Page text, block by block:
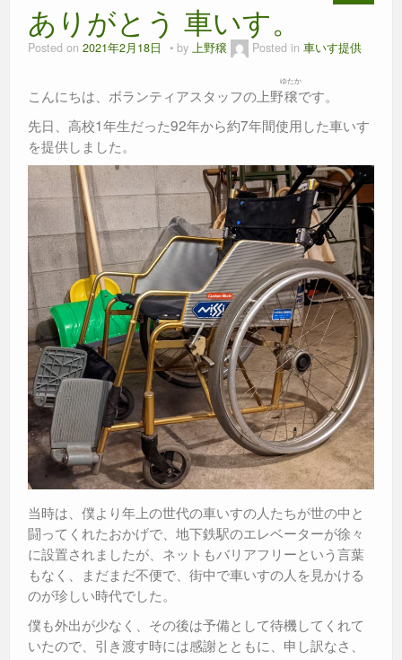
ありがとう 車いす。
Posted on 2021年2月18日 by 上野穣 Posted in 車いす提供
こんにちは、ボランティアスタッフの上野穣
ゆたか
です。
先日、高校1年生だった92年から約7年間使用した車いす
を提供しました。
当時は、僕より年上の世代の車いすの人たちが世の中と
闘ってくれたおかげで、地下鉄駅のエレベーターが徐々
に設置されましたが、ネットもバリアフリーという言葉
もなく、まだまだ不便で、街中で車いすの人を見かける
のが珍しい時代でした。
僕も外出が少なく、その後は予備として待機してくれて
いたので、引き渡す時には感謝とともに、申し訳なさ、